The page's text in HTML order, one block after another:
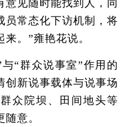
见随时能找到人，同
员常态化下访机制，将
。”雍艳花说。
“群众说事室”作用的
创新说事载体与说事场
众院坝、田间地头等
意。